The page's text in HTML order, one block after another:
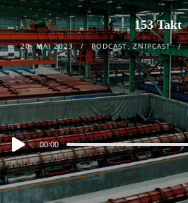
153 Takt
20. MAI 2023 PODCAST,ZNIPCAST
Audio
Player
00:00